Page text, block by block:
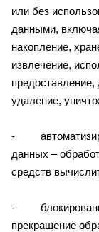
или без
данными,
накопление,
извлечение,
предоставление,
удаление,
-
данных –
средств
- блокирование
прекращение